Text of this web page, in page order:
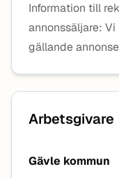
Information till
annonssäljare:
gällande
Arbetsgivare
Gävle kommun